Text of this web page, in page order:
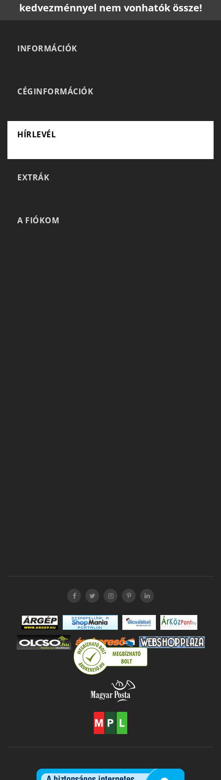
kedvezménnyel nem vonhatók össze!
INFORMÁCIÓK
CÉGINFORMÁCIÓK
HÍRLEVÉL
EXTRÁK
A FIÓKOM